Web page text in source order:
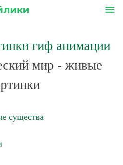
menu
гиф анимации
мир - живые
существа